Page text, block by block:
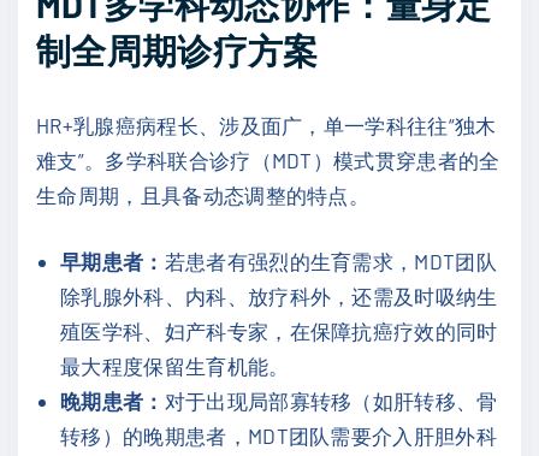
制全周期诊疗方案
HR+乳腺癌病程长、涉及面广，单一学科往往“独木
难支”。多学科联合诊疗（MDT）模式贯穿患者的全
生命周期，且具备动态调整的特点。
早期患者： 若患者有强烈的生育需求，MDT团队
除乳腺外科、内科、放疗科外，还需及时吸纳生
殖医学科、妇产科专家，在保障抗癌疗效的同时
最大程度保留生育机能。
晚期患者： 对于出现局部寡转移（如肝转移、骨
转移）的晚期患者，MDT团队需要介入肝胆外科